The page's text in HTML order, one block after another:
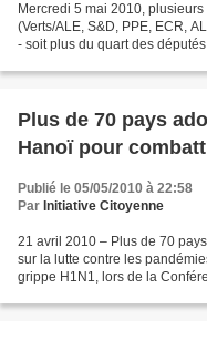
Mercredi 5 mai 2010,
(Verts/ALE, S&D, PPE, ECR,
- soit plus du quart des
Plus de 70 pays
Hanoï pour
Publié le 05/05/2010 à 22:58
Par Initiative Citoyenne
21 avril 2010 – Plus de 70
sur la lutte contre les
grippe H1N1, lors de la